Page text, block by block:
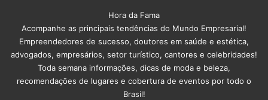
Hora da Fama
Acompanhe as principais tendências do Mundo Empresarial!
Empreendedores de sucesso, doutores em saúde e estética,
advogados, empresários, setor turístico, cantores e celebridades!
Toda semana informações, dicas de moda e beleza,
recomendações de lugares e cobertura de eventos por todo o
Brasil!